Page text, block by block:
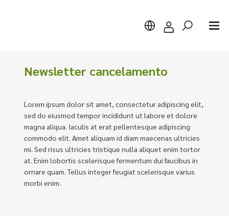
Pesquisar
Newsletter cancelamento
Lorem ipsum dolor sit amet, consectetur adipiscing elit,
sed do eiusmod tempor incididunt ut labore et dolore
magna aliqua. Iaculis at erat pellentesque adipiscing
commodo elit. Amet aliquam id diam maecenas ultricies
mi. Sed risus ultricies tristique nulla aliquet enim tortor
at. Enim lobortis scelerisque fermentum dui faucibus in
ornare quam. Tellus integer feugiat scelerisque varius
morbi enim.